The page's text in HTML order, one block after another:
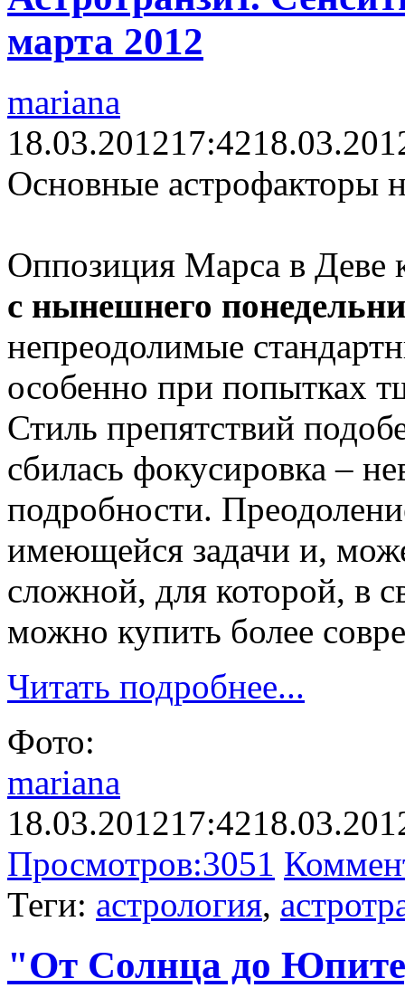
марта 2012
mariana
18.03.201217:42
Основные астрофакторы
Оппозиция Марса в Деве
с нынешнего
непреодолимые
особенно при попытках
Стиль препятствий
сбилась фокусировка –
подробности.
имеющейся задачи и,
сложной, для которой, в
можно купить более
Читать подробнее...
Фото:
mariana
18.03.201217:42
Просмотров:3051
Теги: астрология,
"От Солнца до